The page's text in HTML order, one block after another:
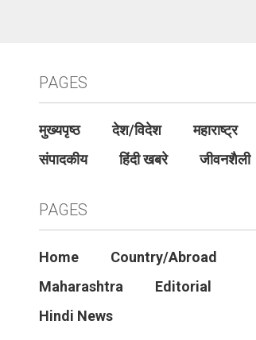
PAGES
मुख्यपृष्ठ देश/विदेश महाराष्ट्र
संपादकीय
हिंदी खबरे जीवनशैली
PAGES
Home
Country/Abroad
Maharashtra
Editorial
Hindi News